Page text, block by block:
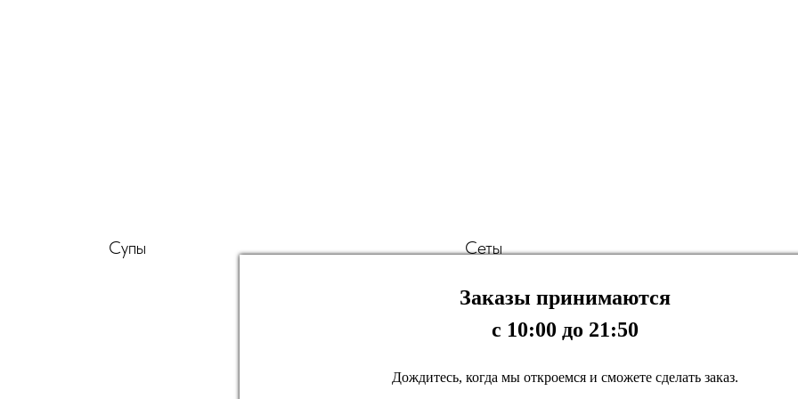
Заказы принимаются
с 10:00 до 21:50
Дождитесь, когда мы откроемся и сможете сделать заказ.
Супы Сеты